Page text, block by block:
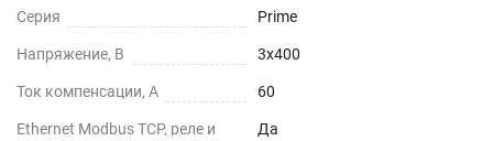
Серия Prime
Напряжение, В 3х400
Ток компенсации, А 60
Ethernet Modbus TCP, реле и
Да